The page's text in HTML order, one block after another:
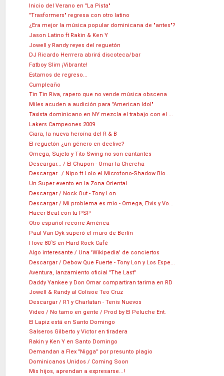
Inicio del Verano en "La Pista"
"Trasformers" regresa con otro latino
¿Era mejor la música popular dominicana de "antes"?
Jason Latino ft Rakin & Ken Y
Jowell y Randy reyes del reguetón
DJ Ricardo Herrrera abrirá discoteca/bar
Fatboy Slim ¡Vibrante!
Estamos de regreso...
Cumpleaño
Tin Tin Riva, rapero que no vende música obscena
Miles acuden a audición para "American Idol"
Taxista dominicano en NY mezcla el trabajo con el ...
Lakers Campeones 2009
Ciara, la nueva heroína del R & B
El reguetón ¿un género en declive?
Omega, Sujeto y Tito Swing no son cantantes
Descargar... / El Chupon - Omar la Chercha
Descargar.../ Nipo ft Lolo el Microfono-Shadow Blo...
Un Super evento en la Zona Oriental
Descargar / Nock Out - Tony Lon
Descargar / Mi problema es mio - Omega, Elvis y Vo...
Hacer Beat con tu PSP
Otro español recorre América
Paul Van Dyk superó el muro de Berlín
I love 80´S en Hard Rock Café
Algo interesante / Una 'Wikipedia' de conciertos
Descargar / Debow Que Fuerte - Tony Lon y Los Espe...
Aventura, lanzamiento oficial "The Last"
Daddy Yankee y Don Omar compartiran tarima en RD
Jowell & Randy al Colisoe Teo Cruz
Descargar / R1 y Charlatan - Tenis Nuevos
Video / No tamo en gente / Prod by El Peluche Ent.
El Lapiz está en Santo Domingo
Salseros Gilberto y Victor en tiradera
Rakin y Ken Y en Santo Domingo
Demandan a Flex "Nigga" por presunto plagio
Dominicanos Unidos / Coming Soon
Mis hijos, aprendan a expresarse...!